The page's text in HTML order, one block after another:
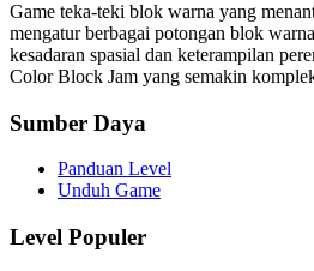
Game teka-teki blok warna yang
mengatur berbagai potongan blok
kesadaran spasial dan keterampilan
Color Block Jam yang semakin
Sumber Daya
Panduan Level
Unduh Game
Level Populer